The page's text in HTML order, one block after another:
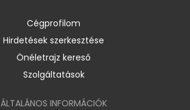
Cégprofilom
Hirdetések szerkesztése
Önéletrajz kereső
Szolgáltatások
ÁLTALÁNOS INFORMÁCIÓK